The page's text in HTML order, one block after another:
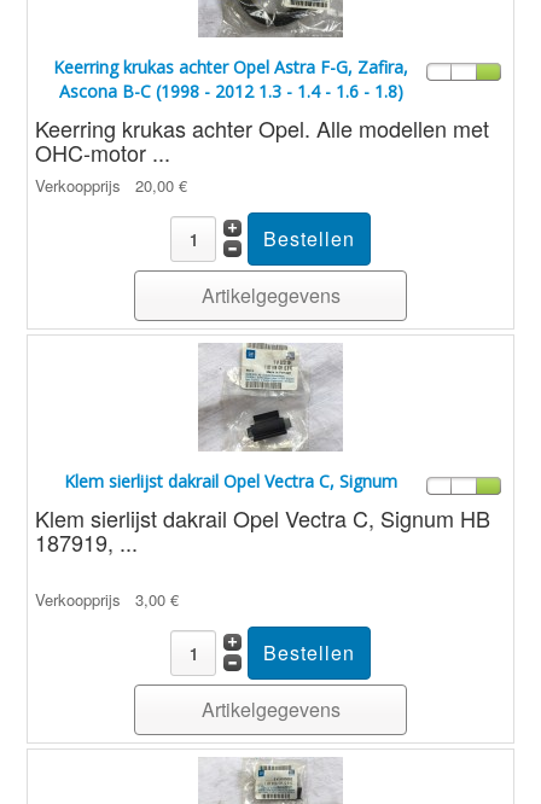
Keerring krukas achter Opel Astra F-G, Zafira,
Ascona B-C (1998 - 2012 1.3 - 1.4 - 1.6 - 1.8)
Keerring krukas achter Opel. Alle modellen met
OHC-motor ...
Verkoopprijs 20,00 €
Artikelgegevens
Klem sierlijst dakrail Opel Vectra C, Signum
Klem sierlijst dakrail Opel Vectra C, Signum HB
187919, ...
Verkoopprijs 3,00 €
Artikelgegevens